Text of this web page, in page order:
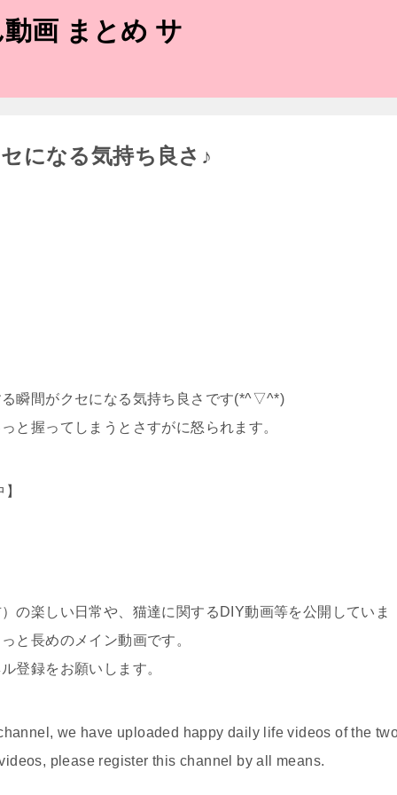
画 まとめ サ
になる気持ち良さ♪
瞬間がクセになる気持ち良さです(*^▽^*)
と握ってしまうとさすがに怒られます。
の楽しい日常や、猫達に関するDIY動画等を公開していま
と長めのメイン動画です。
登録をお願いします。
we have uploaded happy daily life videos of the
please register this channel by all means.